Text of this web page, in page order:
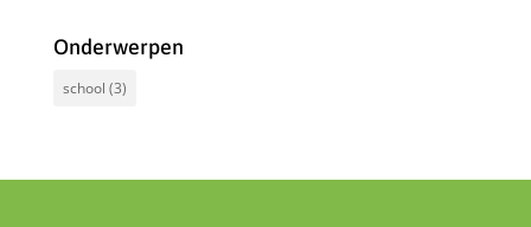
Onderwerpen
school (3)